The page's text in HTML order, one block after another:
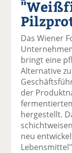
Das Wiener
bringt eine
Alternative
der
hergestellt.
neu